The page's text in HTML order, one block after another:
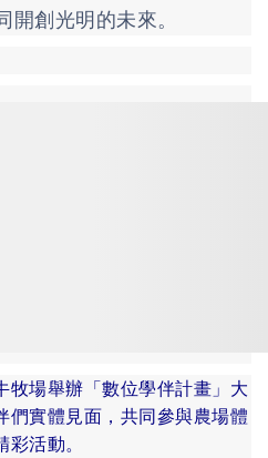
開創光明的未來。
牧場舉辦「數位學伴計畫」大
們實體見面，共同參與農場體
彩活動。